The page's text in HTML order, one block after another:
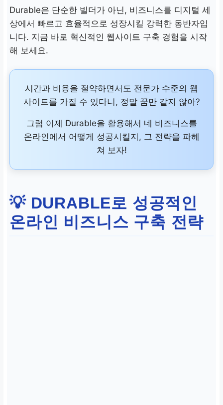
Durable은 단순한 빌더가 아닌, 비즈니스를 디지털 세
상에서 빠르고 효율적으로 성장시킬 강력한 동반자입
니다. 지금 바로 혁신적인 웹사이트 구축 경험을 시작
해 보세요.
시간과 비용을 절약하면서도 전문가 수준의 웹
사이트를 가질 수 있다니, 정말 꿈만 같지 않아?
그럼 이제 Durable을 활용해서 네 비즈니스를
온라인에서 어떻게 성공시킬지, 그 전략을 파헤
쳐 보자!
💡 DURABLE로 성공적인
온라인 비즈니스 구축 전략